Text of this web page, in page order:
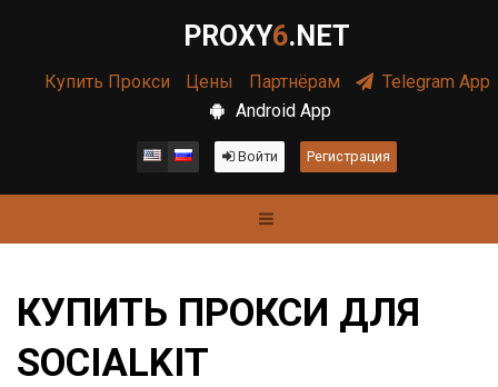
PROXY6.NET
Купить Прокси Цены Партнёрам
Telegram App
Android App
Войти Регистрация
КУПИТЬ ПРОКСИ ДЛЯ
SOCIALKIT